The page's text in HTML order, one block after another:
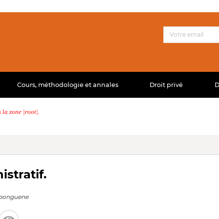
Cours, méthodologie et annales Droit privé
la zone |root|.